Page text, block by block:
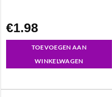
€1.98
TOEVOEGEN AAN
WINKELWAGEN